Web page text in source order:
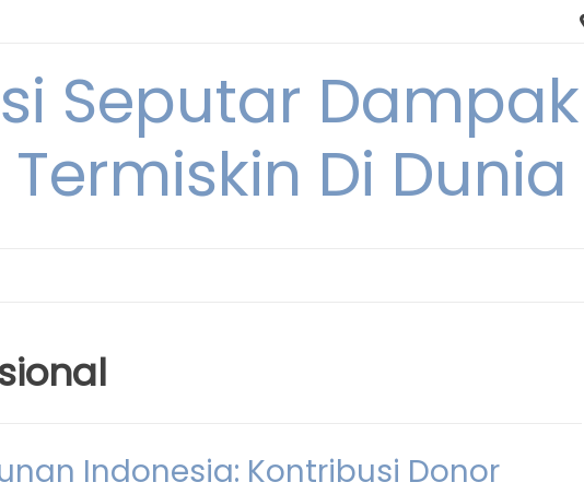
Seputar
Termiskin Di Dunia
Indonesia: Kontribusi Donor